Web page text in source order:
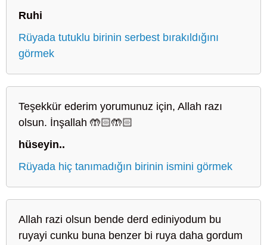
Ruhi
Rüyada tutuklu birinin serbest bırakıldığını
görmek
Teşekkür ederim yorumunuz için, Allah razı
olsun. İnşallah 🤲🏻🤲🏻
hüseyin..
Rüyada hiç tanımadığın birinin ismini görmek
Allah razi olsun bende derd ediniyodum bu
ruyayi cunku buna benzer bi ruya daha gordum